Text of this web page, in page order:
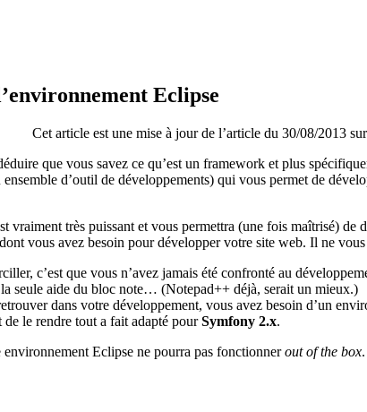
Eclipse
Cet article est une mise à jour de l’article du 30/08/2013
que vous savez ce qu’est un framework et plus
d’outil de développements) qui vous permet de
très puissant et vous permettra (une fois maîtrisé) de
vous avez besoin pour développer votre site web. Il ne
c’est que vous n’avez jamais été confronté au
seule aide du bloc note… (Notepad++ déjà, serait un mieux.)
dans votre développement, vous avez besoin d’un
le rendre tout a fait adapté pourSymfony 2.x.
Eclipse ne pourra pas fonctionnerout of the box